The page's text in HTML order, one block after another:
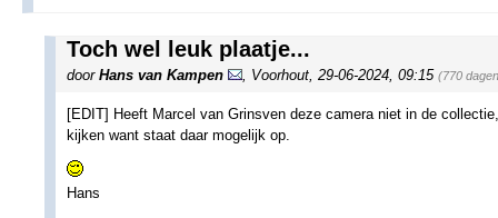
Toch wel leuk plaatje...
door Hans van Kampen , Voorhout, 29-06-2024, 09:15 (770
[EDIT] Heeft Marcel van Grinsven deze camera niet in de
kijken want staat daar mogelijk op.
Hans